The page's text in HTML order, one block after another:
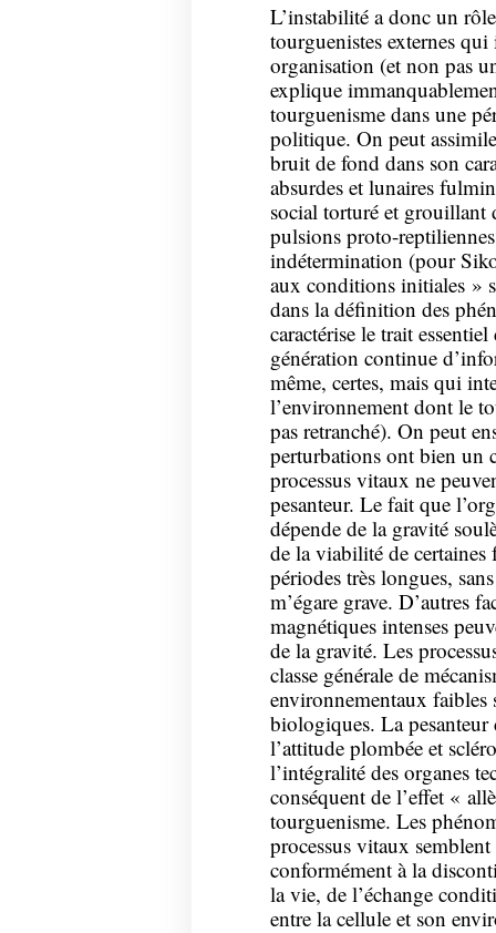
L’instabilité a donc un
tourguenistes externes
organisation (et non pas
explique
tourguenisme dans une
politique. On peut
bruit de fond dans son
absurdes et lunaires
social torturé et grouillant
pulsions proto-
indétermination (pour
aux conditions initiales »
dans la définition des
caractérise le trait
génération continue
même, certes, mais qui
l’environnement dont le
pas retranché). On peut
perturbations ont bien un
processus vitaux ne
pesanteur. Le fait que
dépende de la gravité
de la viabilité de certaines
périodes très longues,
m’égare grave. D’autres
magnétiques intenses
de la gravité. Les
classe générale de
environnementaux faibles
biologiques. La pesanteur
l’attitude plombée et
l’intégralité des organes
conséquent de l’effet «
tourguenisme. Les
processus vitaux
conformément à la
la vie, de l’échange
entre la cellule et son